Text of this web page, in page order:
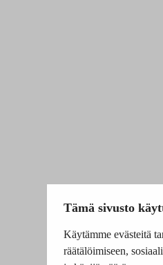
Tämä sivusto
Käytämme evästeitä
räätälöimiseen,